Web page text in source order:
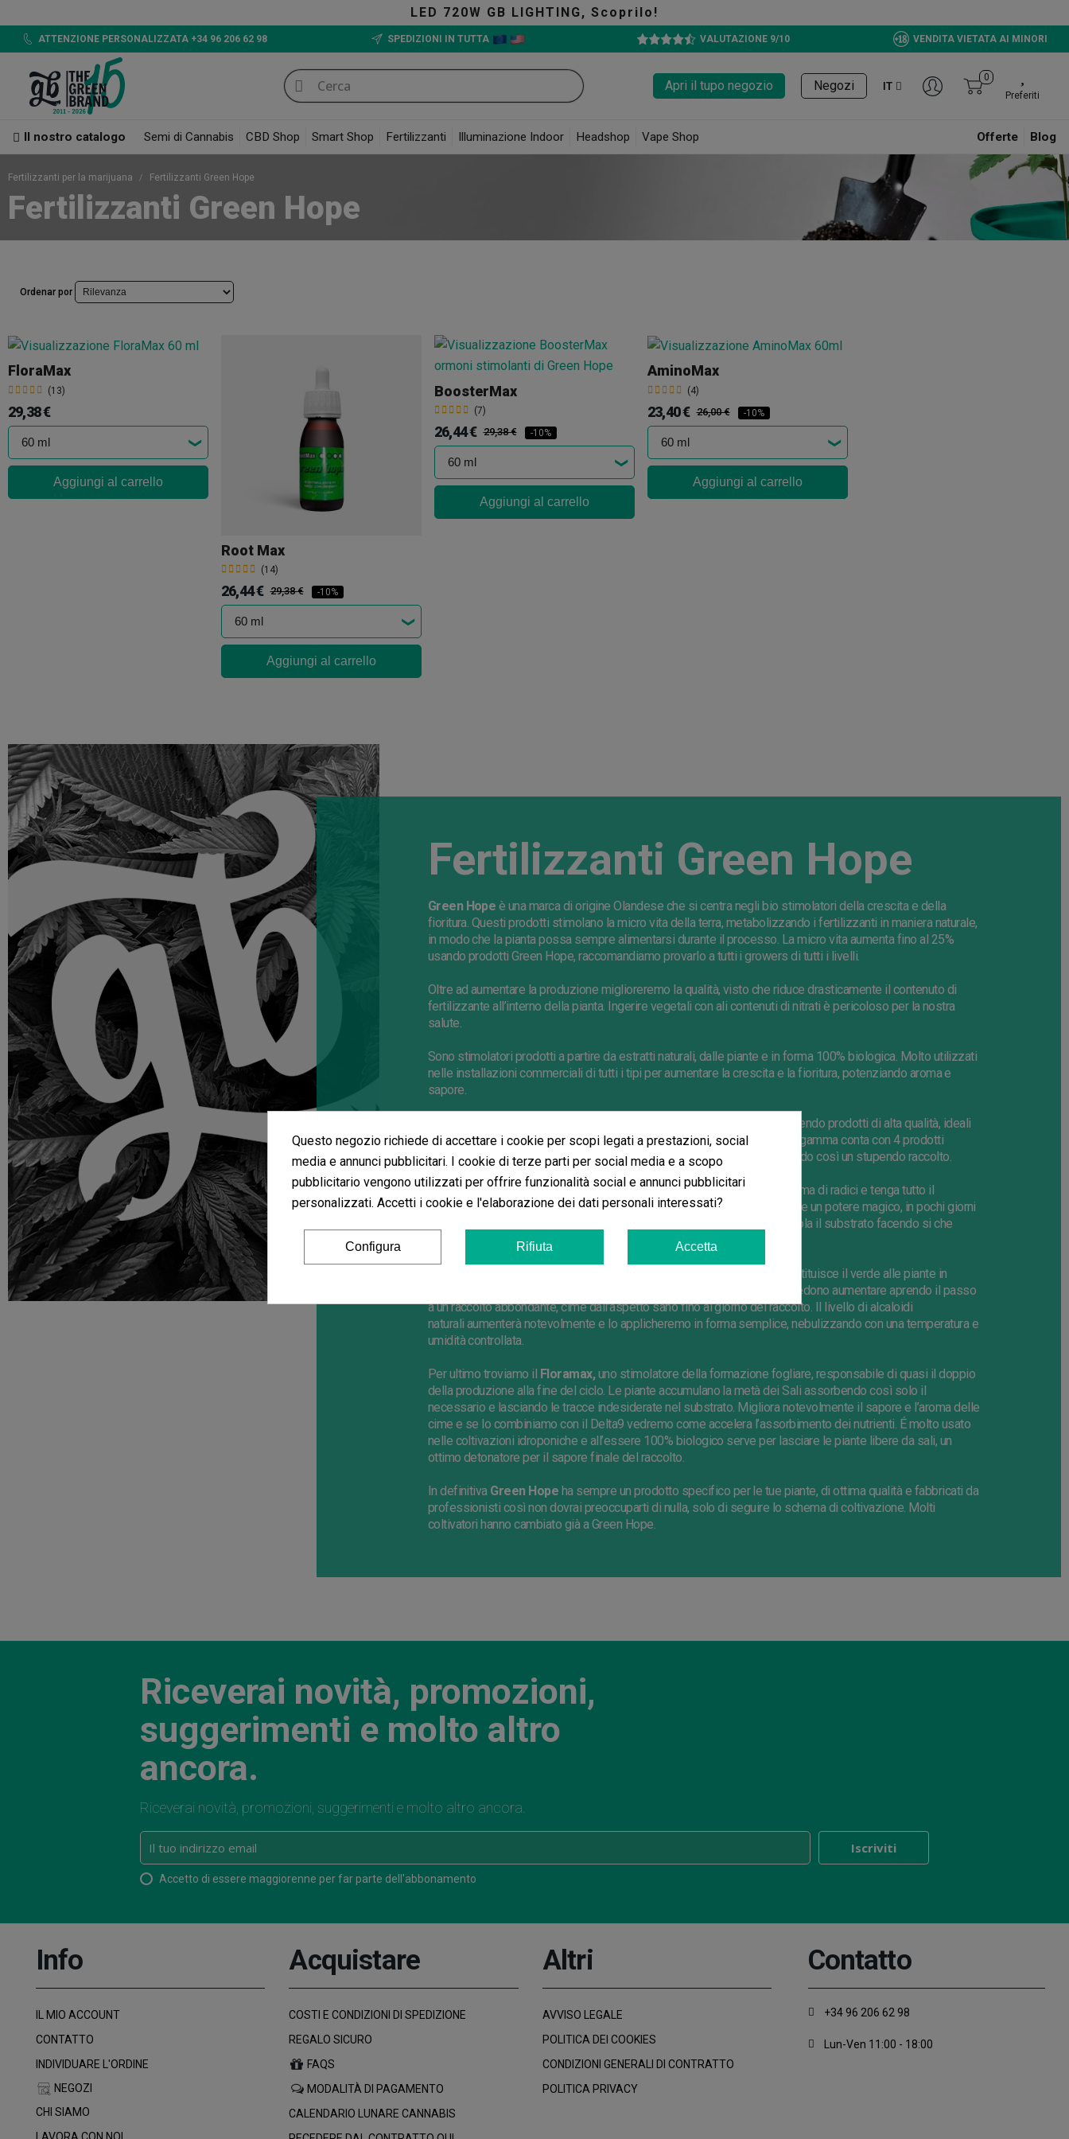
LED 720W GB LIGHTING, Scoprilo!
ATTENZIONE PERSONALIZZATA +34 96 206 62 98 SPEDIZIONI IN TUTTA VALUTAZIONE 9/10 VENDITA VIETATA AI MINORI
Apri il tupo negozio Negozi IT
0
Preferiti
Il nostro catalogo Semi di Cannabis CBD Shop Smart Shop Fertilizzanti Illuminazione Indoor Headshop Vape Shop Offerte Blog
Fertilizzanti per la marijuana Fertilizzanti Green Hope
Fertilizzanti Green Hope
Ordenar por
FloraMax
(13)
29,38 €
Aggiungi al carrello
Root Max
(14)
26,44 € 29,38 € -10%
Aggiungi al carrello
BoosterMax
(7)
26,44 € 29,38 € -10%
Aggiungi al carrello
AminoMax
(4)
23,40 € 26,00 € -10%
Aggiungi al carrello
Fertilizzanti Green Hope
Green Hope è una marca di origine Olandese che si centra negli bio stimolatori della crescita e della
fioritura. Questi prodotti stimolano lamicro vita della terra, metabolizzando i fertilizzanti in maniera naturale,
in modo che la pianta possa sempre alimentarsi durante il processo. Lamicro vita aumenta fino al 25%
usando prodottiGreen Hope, raccomandiamo provarlo a tutti igrowers di tutti i livelli.
Oltre ad aumentare la produzione miglioreremo la qualità, visto che riduce drasticamente il contenuto di
fertilizzante all’interno della pianta. Ingerire vegetali con ali contenuti di nitrati è pericoloso per la nostra
salute.
Sono stimolatori prodotti a partire da estratti naturali, dalle piante e in forma 100% biologica. Molto utilizzati
nelle installazioni commerciali di tutti i tipi per aumentare la crescita e la fioritura, potenziando aroma e
sapore.
si apre il passo tra le numerose imprese di alto livello, offrendo prodotti di alta qualità, ideali
per igrowersche hanno appena iniziato o chehannoesperienza. La sua gamma conta con4prodotti
specialmente disegnati per ogni stato e fase delle nostre piante, formando così un stupendo raccolto.
IlRoot Maxè il loro prodotto stella, formulato per formare un buon sistema di radici e tenga tutto il
necessario per essere sano e forte. Il suo equilibrio di NPK gli conferisce un potere magico, in pochi giorni
avremo piante verdi e sane, preparandole così a un denso raccolto. Stimola il substrato facendo si che
pianta possa assorbire tutti i sali.
è un altro prodotto che farà parlare, un supplemento che restituisce il verde alle piante in
maniera quasi istantanea dopo l’applicazione. Le difese della pianta si vedono aumentare aprendo il passo
a un raccolto abbondante, cime dall’aspetto sano fino al giorno delraccolto. Il livello di alcaloidi
naturali aumenterà notevolmente e lo applicheremo in formasemplice, nebulizzando con una temperatura e
umidità controllata.
Per ultimo troviamo il Floramax,uno stimolatore della formazione fogliare, responsabile di quasi il doppio
della produzione alla fine del ciclo. Le piante accumulano la metà dei Sali assorbendo così solo il
necessario e lasciando le tracce indesiderate nel substrato. Migliora notevolmente il sapore e l’aroma delle
cime e se lo combiniamo con il Delta9 vedremo come accelera l’assorbimento dei nutrienti. É molto usato
nelle coltivazioni idroponiche e all’essere 100% biologico serve per lasciare le piante libere da sali, un
ottimo detonatore per il sapore finale del raccolto.
In definitiva Green Hope ha sempre un prodotto specifico per le tue piante, di ottima qualità e fabbricati da
professionisti così non dovrai preoccuparti di nulla, solo di seguire lo schema di coltivazione. Molti
coltivatori hanno cambiato già aGreen Hope.
Riceverai novità, promozioni,
suggerimenti e molto altro
ancora.
Riceverai novità, promozioni, suggerimenti e molto altro ancora.
Accetto di essere maggiorenne per far parte dell'abbonamento
Info
IL MIO ACCOUNT
CONTATTO
INDIVIDUARE L'ORDINE
NEGOZI
CHI SIAMO
Acquistare
COSTI E CONDIZIONI DI SPEDIZIONE
REGALO SICURO
FAQS
MODALITÀ DI PAGAMENTO
CALENDARIO LUNARE CANNABIS
Altri
AVVISO LEGALE
POLITICA DEI COOKIES
CONDIZIONI GENERALI DI CONTRATTO
POLITICA PRIVACY
Contatto
+34 96 206 62 98
Lun-Ven 11:00 - 18:00
Questo negozio richiede di accettare i cookie per scopi legati a prestazioni, social
media e annunci pubblicitari. I cookie di terze parti per social media e a scopo
pubblicitario vengono utilizzati per offrire funzionalità social e annunci pubblicitari
personalizzati. Accetti i cookie e l'elaborazione dei dati personali interessati?
Configura Rifiuta Accetta